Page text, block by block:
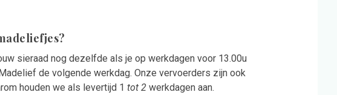
sieraad nog dezelfde als je op werkdagen voor 13.00u
de volgende werkdag. Onze vervoerders zijn ook
houden we als levertijd 1 tot 2 werkdagen aan.